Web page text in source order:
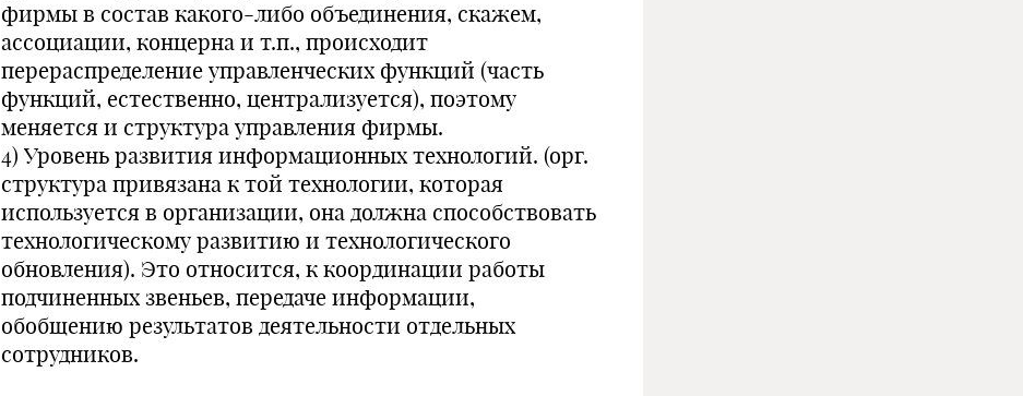
фирмы в состав какого-либо объединения, скажем,
ассоциации, концерна и т.п., происходит
перераспределение управленческих функций (часть
функций, естественно, централизуется), поэтому
меняется и структура управления фирмы.
4) Уровень развития информационных технологий. (орг.
структура привязана к той технологии, которая
используется в организации, она должна способствовать
технологическому развитию и технологического
обновления). Это относится, к координации работы
подчиненных звеньев, передаче информации,
обобщению результатов деятельности отдельных
сотрудников.